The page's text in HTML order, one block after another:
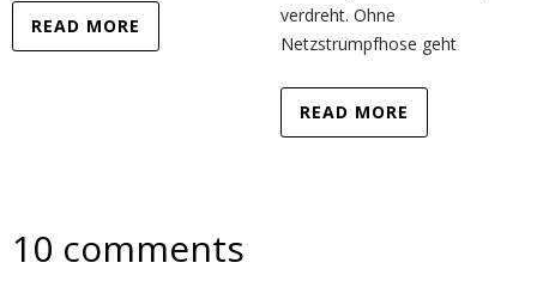
READ MORE
verdreht. Ohne
Netzstrumpfhose geht
READ MORE
10 comments